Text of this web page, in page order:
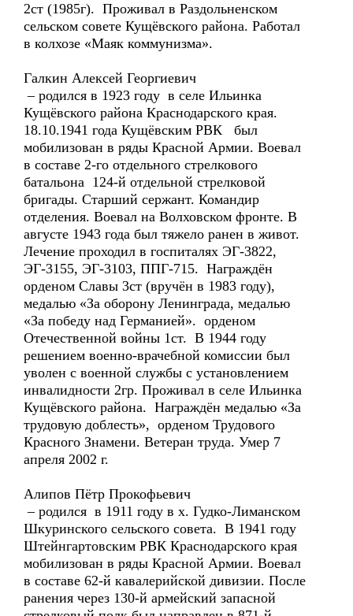
2ст (1985г). Проживал в Раздольненском
сельском совете Кущёвского района. Работал
в колхозе «Маяк коммунизма».
Галкин Алексей Георгиевич
– родился в 1923 году в селе Ильинка
Кущёвского района Краснодарского края.
18.10.1941 года Кущёвским РВК был
мобилизован в ряды Красной Армии. Воевал
в составе 2-го отдельного стрелкового
батальона 124-й отдельной стрелковой
бригады. Старший сержант. Командир
отделения. Воевал на Волховском фронте. В
августе 1943 года был тяжело ранен в живот.
Лечение проходил в госпиталях ЭГ-3822,
ЭГ-3155, ЭГ-3103, ППГ-715. Награждён
орденом Славы 3ст (вручён в 1983 году),
медалью «За оборону Ленинграда, медалью
«За победу над Германией». орденом
Отечественной войны 1ст. В 1944 году
решением военно-врачебной комиссии был
уволен с военной службы с установлением
инвалидности 2гр. Проживал в селе Ильинка
Кущёвского района. Награждён медалью «За
трудовую доблесть», орденом Трудового
Красного Знамени. Ветеран труда. Умер 7
апреля 2002 г.
Алипов Пётр Прокофьевич
– родился в 1911 году в х. Гудко-Лиманском
Шкуринского сельского совета. В 1941 году
Штейнгартовским РВК Краснодарского края
мобилизован в ряды Красной Армии. Воевал
в составе 62-й кавалерийской дивизии. После
ранения через 130-й армейский запасной